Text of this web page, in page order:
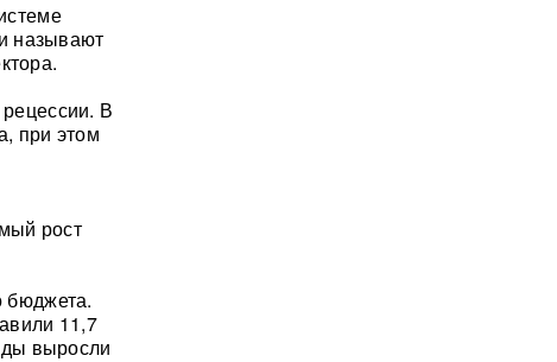
называют
В
при этом
рост
бюджета.
11,7
выросли